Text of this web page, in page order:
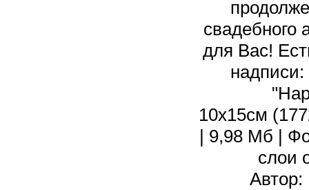
свадебного
для Вас!
10х15см
| 9,98 Мб |
слои